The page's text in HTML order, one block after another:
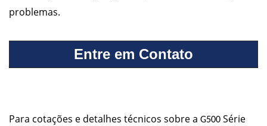
problemas.
Entre em Contato
Para cotações e detalhes técnicos sobre a G500 Série